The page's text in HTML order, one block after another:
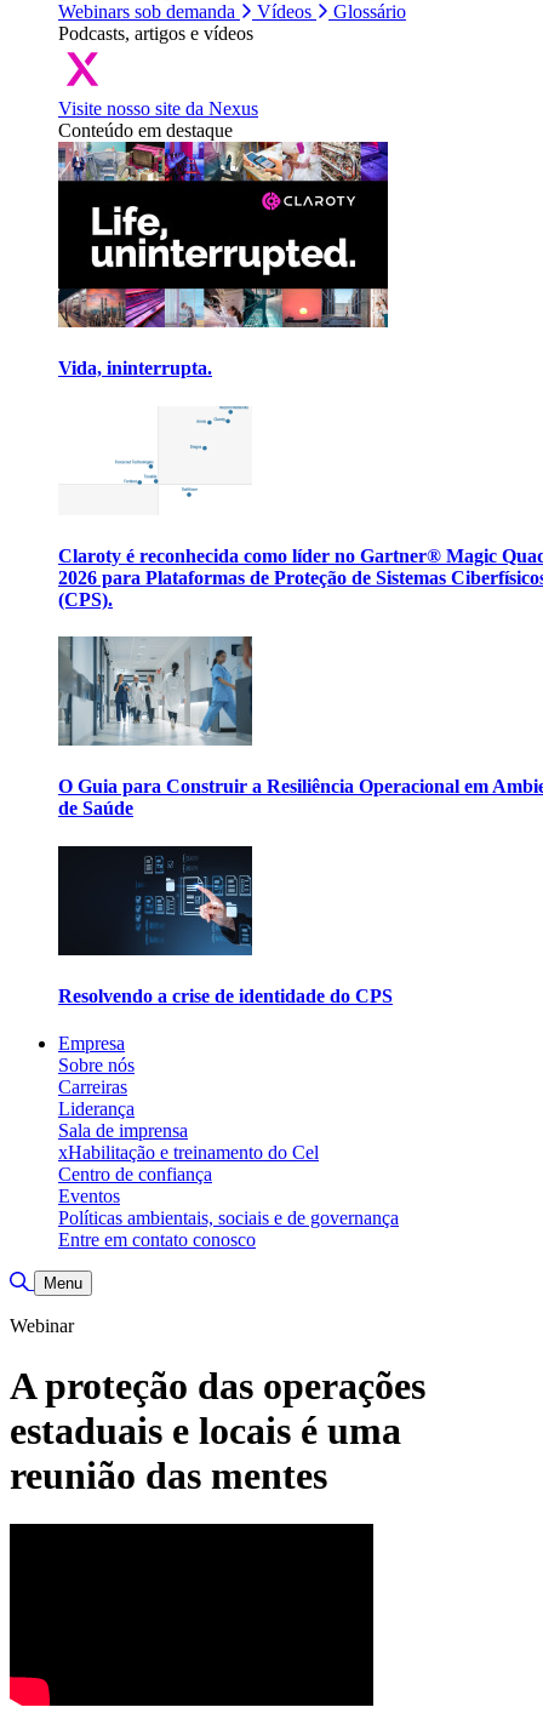
Webinars sob demanda
Vídeos
Glossário
Podcasts, artigos e vídeos
Visite nosso site da Nexus
Conteúdo em destaque
Vida, ininterrupta.
Claroty é reconhecida como líder no Gartner® Magic
2026 para Plataformas de Proteção de Sistemas
(CPS).
O Guia para Construir a Resiliência Operacional em
de Saúde
Resolvendo a crise de identidade do CPS
Empresa
Sobre nós
Carreiras
Liderança
Sala de imprensa
xHabilitação e treinamento do Cel
Centro de confiança
Eventos
Políticas ambientais, sociais e de governança
Entre em contato conosco
Alternar pesquisa
Menu
Webinar
A proteção das operações
estaduais e locais é uma
reunião das mentes